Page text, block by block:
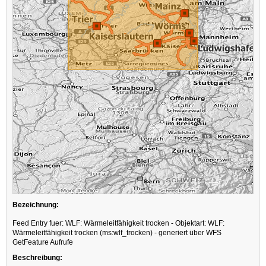
Bezeichnung:
Feed Entry fuer: WLF: Wärmeleitfähigkeit trocken - Objektart: WLF:
Wärmeleitfähigkeit trocken (ms:wlf_trocken) - generiert über WFS
GetFeature Aufrufe
Beschreibung: